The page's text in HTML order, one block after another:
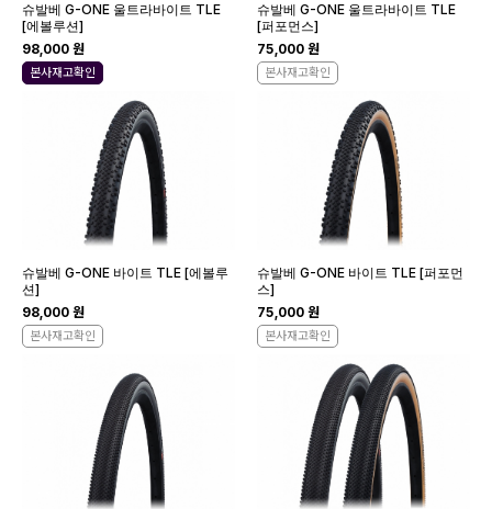
슈발베 G-ONE 울트라바이트 TLE
[에볼루션]
98,000 원
본사재고확인
슈발베 G-ONE 울트라바이트 TLE
[퍼포먼스]
75,000 원
본사재고확인
슈발베 G-ONE 바이트 TLE [에볼루
션]
98,000 원
본사재고확인
슈발베 G-ONE 바이트 TLE [퍼포먼
스]
75,000 원
본사재고확인